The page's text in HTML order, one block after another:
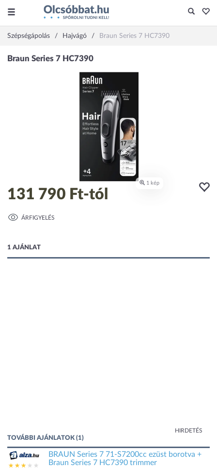
Szépségápolás Hajvágó Braun Series 7 HC7390
131 790 Ft-tól
ÁRFIGYELÉS
1 AJÁNLAT
HIRDETÉS
TOVÁBBI AJÁNLATOK (1)
BRAUN Series 7 71-S7200cc ezüst borotva +
Braun Series 7 HC7390 trimmer